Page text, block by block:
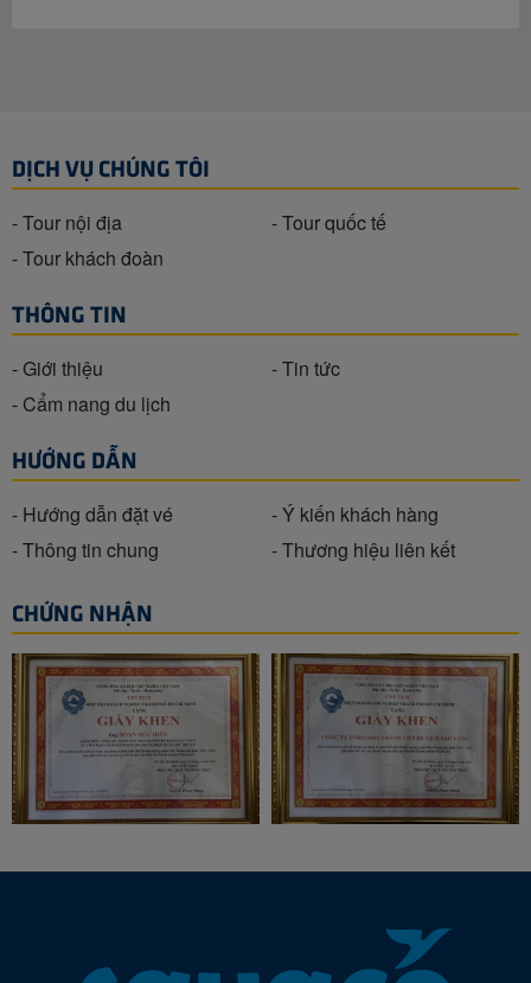
DỊCH VỤ CHÚNG TÔI
- Tour nội địa
- Tour quốc tế
- Tour khách đoàn
THÔNG TIN
- Giới thiệu
- Tin tức
- Cẩm nang du lịch
HƯỚNG DẪN
- Hướng dẫn đặt vé
- Ý kiến khách hàng
- Thông tin chung
- Thương hiệu liên kết
CHỨNG NHẬN